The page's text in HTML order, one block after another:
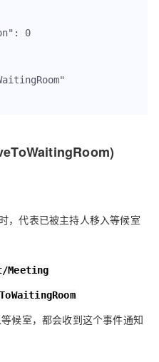
0
，代表已被主持人移入等候室
Meeting
候室，都会收到这个事件通知